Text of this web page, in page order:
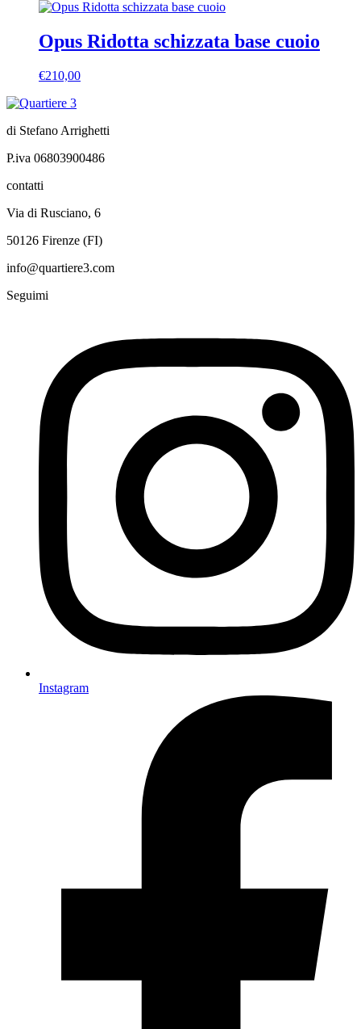
Opus Ridotta schizzata base cuoio
€210,00
di Stefano Arrighetti
P.iva 06803900486
contatti
Via di Rusciano, 6
50126 Firenze (FI)
info@quartiere3.com
Seguimi
Instagram